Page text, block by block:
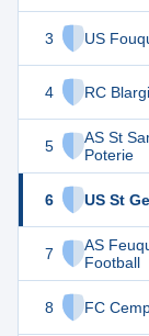
3 US
4 RC
5
AS St
Poterie
6 US St
7
AS
Football
8 FC